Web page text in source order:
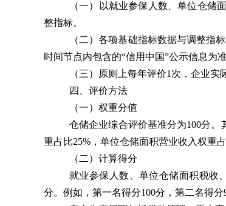
（一）以就业参保人数、单位仓储
整指标。
（二）各项基础指标数据与调整指
时间节点内包含的“信用中国”公示信息为准
（三）原则上每年评价1次， 企业实
四、评价方法
（一）权重分值
仓储企业综合评价基准分为100分
重占比25%，单位仓储面积营业收入权重占
（二）计算得分
就业参保人数、单位仓储面积税收
分。例如，第一名得分100分，第二名得分